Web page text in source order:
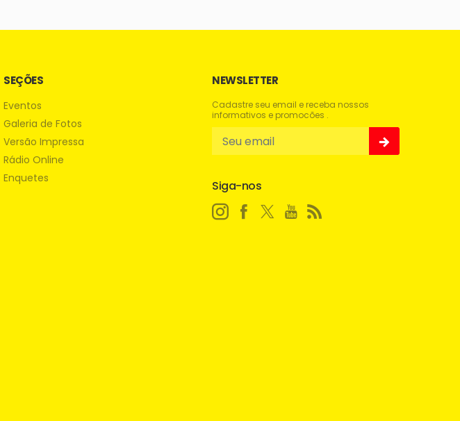
SEÇÕES
Eventos
Galeria de Fotos
Versão Impressa
Rádio Online
Enquetes
NEWSLETTER
Cadastre seu email e receba nossos
informativos e promocões .
Siga-nos